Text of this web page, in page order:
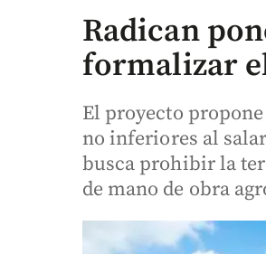
Radican
formalizar
El proyecto
no inferiores al
busca prohibir la
de mano de obra